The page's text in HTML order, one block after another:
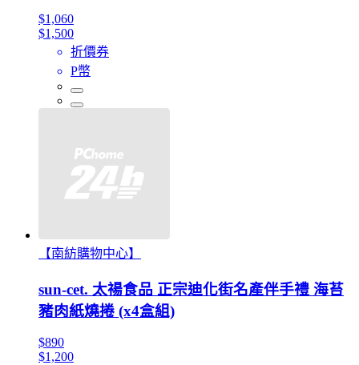
$1,060
$1,500
折價券
P幣
【南紡購物中心】
sun-cet. 太禓食品 正宗迪化街名產伴手禮 海苔
豬肉紙燒捲 (x4盒組)
$890
$1,200